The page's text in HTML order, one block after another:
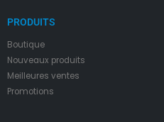
PRODUITS
Boutique
Nouveaux produits
Meilleures ventes
Promotions